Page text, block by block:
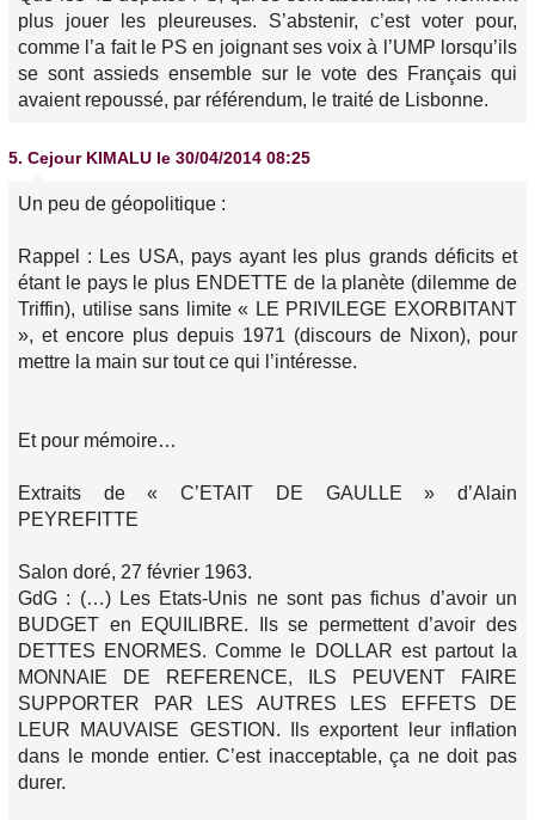
plus jouer les pleureuses. S’abstenir, c’est voter pour,
comme l’a fait le PS en joignant ses voix à l’UMP lorsqu’ils
se sont assieds ensemble sur le vote des Français qui
avaient repoussé, par référendum, le traité de Lisbonne.
5. Cejour KIMALU le 30/04/2014 08:25
Un peu de géopolitique :
Rappel : Les USA, pays ayant les plus grands déficits et
étant le pays le plus ENDETTE de la planète (dilemme de
Triffin), utilise sans limite « LE PRIVILEGE EXORBITANT
», et encore plus depuis 1971 (discours de Nixon), pour
mettre la main sur tout ce qui l’intéresse.
Et pour mémoire…
Extraits de « C’ETAIT DE GAULLE » d’Alain
PEYREFITTE
Salon doré, 27 février 1963.
GdG : (…) Les Etats-Unis ne sont pas fichus d’avoir un
BUDGET en EQUILIBRE. Ils se permettent d’avoir des
DETTES ENORMES. Comme le DOLLAR est partout la
MONNAIE DE REFERENCE, ILS PEUVENT FAIRE
SUPPORTER PAR LES AUTRES LES EFFETS DE
LEUR MAUVAISE GESTION. Ils exportent leur inflation
dans le monde entier. C’est inacceptable, ça ne doit pas
durer.